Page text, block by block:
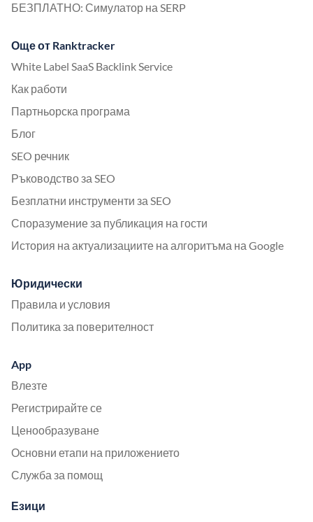
БЕЗПЛАТНО: Симулатор на SERP
Още от Ranktracker
White Label SaaS Backlink Service
Как работи
Партньорска програма
Блог
SEO речник
Ръководство за SEO
Безплатни инструменти за SEO
Споразумение за публикация на гости
История на актуализациите на алгоритъма на Google
Юридически
Правила и условия
Политика за поверителност
App
Влезте
Регистрирайте се
Ценообразуване
Основни етапи на приложението
Служба за помощ
Езици